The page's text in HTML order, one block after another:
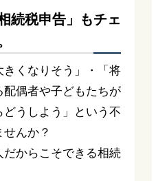
続税申告」もチェ
きくなりそう」・「将
偶者や子どもたちが
うしよう」という不
んか？
からこそできる相続